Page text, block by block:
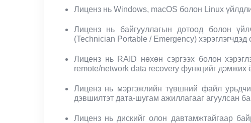
Лиценз нь Windows, macOS болон Linux
Лиценз нь байгууллагын дотоод болон
(Technician Portable / Emergency) хэрэглэгчдэд
Лиценз нь RAID нөхөн сэргээх болон
remote/network data recovery функцийг дэмжих
Лиценз нь мэргэжлийн түвшний файл
дэвшилтэт дата-шугам ажиллагааг агуулсан
Лиценз нь дискийг олон давтамжтайгаар